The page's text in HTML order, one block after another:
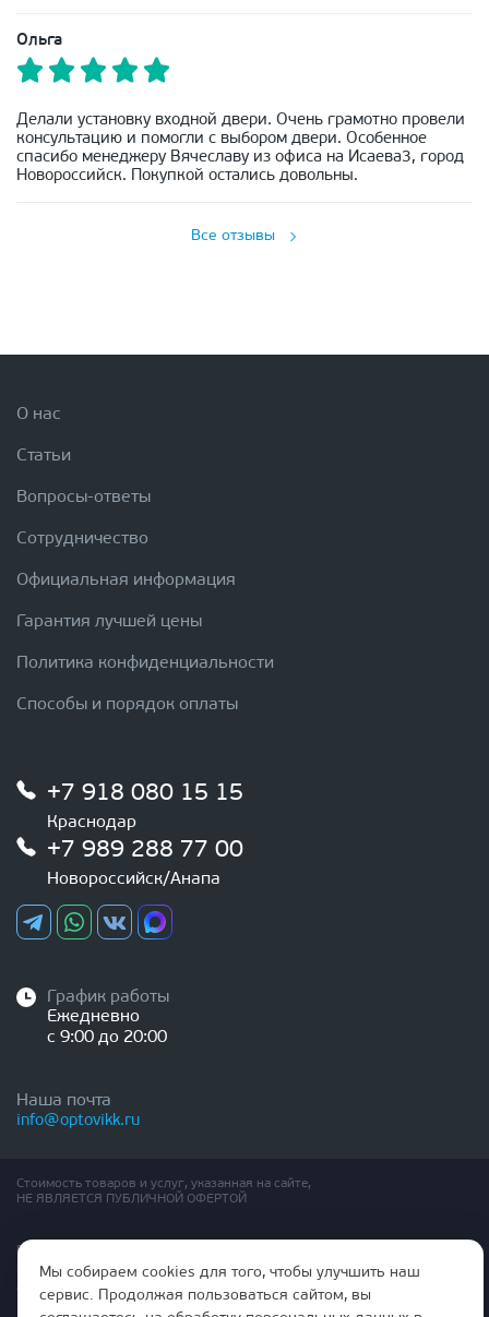
Ольга
Делали установку входной двери. Очень грамотно провели
консультацию и помогли с выбором двери. Особенное
спасибо менеджеру Вячеславу из офиса на Исаева3, город
Новороссийск. Покупкой остались довольны.
Все отзывы
О нас
Статьи
Вопросы-ответы
Сотрудничество
Официальная информация
Гарантия лучшей цены
Политика конфиденциальности
Способы и порядок оплаты
+7 918 080 15 15
Краснодар
+7 989 288 77 00
Новороссийск/Анапа
График работы
Ежедневно
с 9:00 до 20:00
Наша почта
info@optovikk.ru
Стоимость товаров и услуг, указанная на сайте,
НЕ ЯВЛЯЕТСЯ ПУБЛИЧНОЙ ОФЕРТОЙ
Правила эксплутации входных и межкомнатных дверей
Политика обработки персональных данных
Согласие на обработку персональных данных
Мы собираем cookies для того, чтобы улучшить наш
сервис. Продолжая пользоваться сайтом, вы